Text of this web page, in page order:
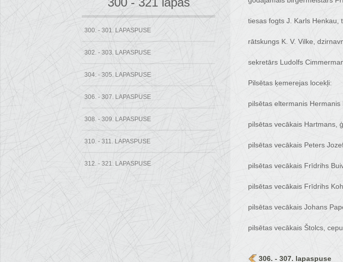
300. - 301. LAPASPUSE
302. - 303. LAPASPUSE
304. - 305. LAPASPUSE
306. - 307. LAPASPUSE
308. - 309. LAPASPUSE
310. - 311. LAPASPUSE
312. - 321. LAPASPUSE
tiesas fogts J. Karls Henkau,
rātskungs K. V. Vilke,
sekretārs Ludolfs
Pilsētas ķemerejas locekļi:
pilsētas eltermanis
pilsētas vecākais Hartmans,
pilsētas vecākais Peters
pilsētas vecākais Frīdrihs
pilsētas vecākais Frīdrihs
pilsētas vecākais Johans
pilsētas vecākais Štolcs,
306. - 307. lapaspuse